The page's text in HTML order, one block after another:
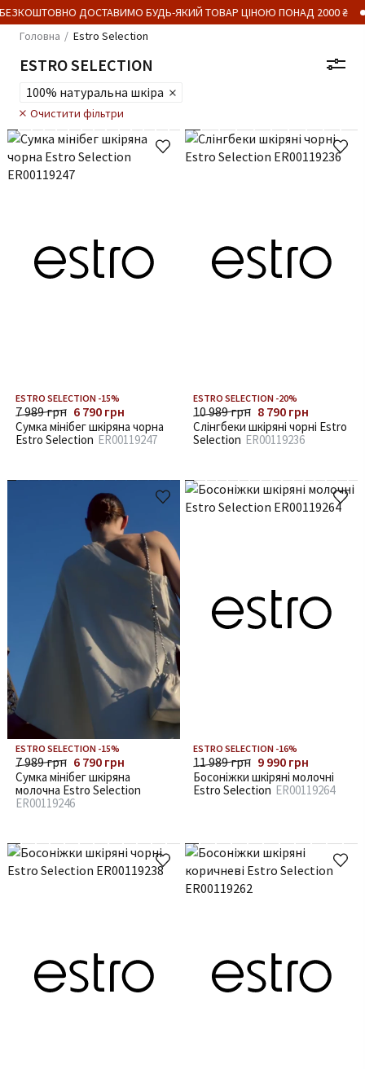
ДОСТАВИМО БУДЬ-ЯКИЙ ТОВАР ЦІНОЮ ПОНАД 2000 ₴
Головна
Estro Selection
ESTRO SELECTION
100% натуральна шкіра
Очистити фільтри
ESTRO SELECTION -15%
7 989 грн 6 790 грн
Сумка мінібег шкіряна чорна
Estro Selection ER00119247
ESTRO SELECTION -20%
10 989 грн 8 790 грн
Слінгбеки шкіряні чорні Estro
Selection ER00119236
ESTRO SELECTION -15%
7 989 грн 6 790 грн
Сумка мінібег шкіряна
молочна Estro Selection
ER00119246
ESTRO SELECTION -16%
11 989 грн 9 990 грн
Босоніжки шкіряні молочні
Estro Selection ER00119264